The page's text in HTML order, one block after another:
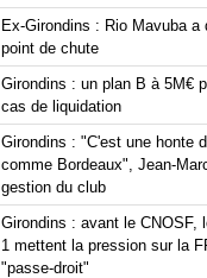
Ex-Girondins : Rio Mavuba
point de chute
Girondins : un plan B à 5M€
cas de liquidation
Girondins : "C'est une honte
comme Bordeaux", Jean-
gestion du club
Girondins : avant le CNOSF,
1 mettent la pression sur la
"passe-droit"